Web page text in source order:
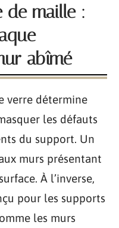
de maille :
abîmé
verre détermine
les défauts
du support. Un
murs présentant
À l’inverse,
pour les supports
les murs